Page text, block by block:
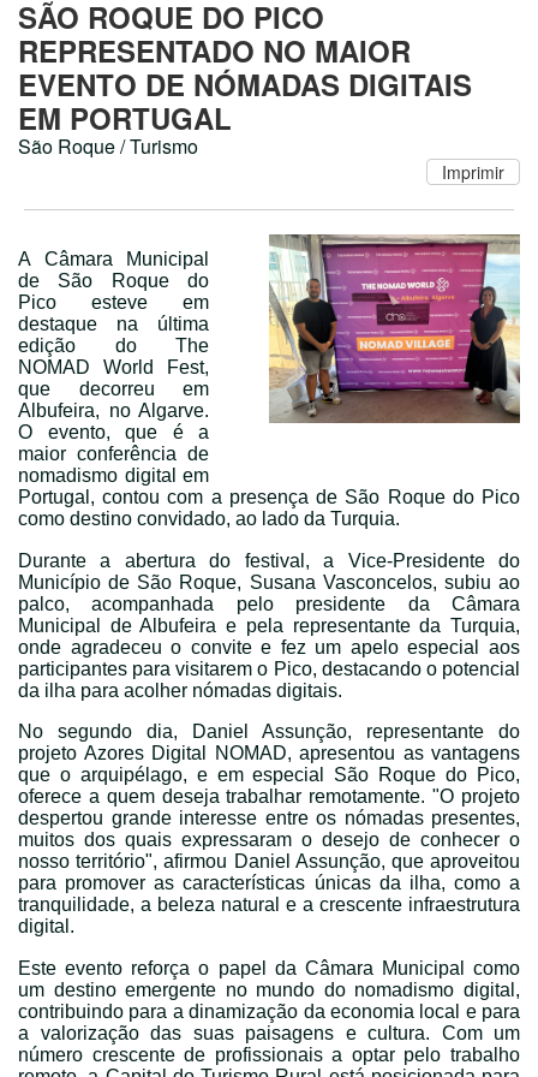
SÃO ROQUE DO PICO
REPRESENTADO NO MAIOR
EVENTO DE NÓMADAS DIGITAIS
EM PORTUGAL
São Roque / Turismo
A Câmara Municipal
de São Roque do
Pico esteve em
destaque na última
edição do The
NOMAD World Fest,
que decorreu em
Albufeira, no Algarve.
O evento, que é a
maior conferência de
nomadismo digital em
Portugal, contou com a presença de São Roque do Pico
como destino convidado, ao lado da Turquia.
Durante a abertura do festival, a Vice-Presidente do
Município de São Roque, Susana Vasconcelos, subiu ao
palco, acompanhada pelo presidente da Câmara
Municipal de Albufeira e pela representante da Turquia,
onde agradeceu o convite e fez um apelo especial aos
participantes para visitarem o Pico, destacando o potencial
da ilha para acolher nómadas digitais.
No segundo dia, Daniel Assunção, representante do
projeto Azores Digital NOMAD, apresentou as vantagens
que o arquipélago, e em especial São Roque do Pico,
oferece a quem deseja trabalhar remotamente. "O projeto
despertou grande interesse entre os nómadas presentes,
muitos dos quais expressaram o desejo de conhecer o
nosso território", afirmou Daniel Assunção, que aproveitou
para promover as características únicas da ilha, como a
tranquilidade, a beleza natural e a crescente infraestrutura
digital.
Este evento reforça o papel da Câmara Municipal como
um destino emergente no mundo do nomadismo digital,
contribuindo para a dinamização da economia local e para
a valorização das suas paisagens e cultura. Com um
número crescente de profissionais a optar pelo trabalho